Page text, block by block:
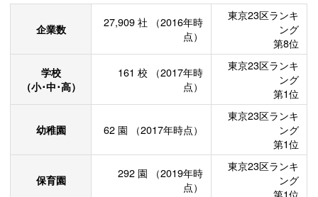
企業数 27,909 社
（2016年時
点）
東京23区ランキ
ング
第8位
学校
（小･中･高）
161 校
（2017年時
点）
東京23区ランキ
ング
第1位
幼稚園 62 園 （2017年時点）
東京23区ランキ
ング
第1位
保育園 292 園
（2019年時
点）
東京23区ランキ
ング
第1位